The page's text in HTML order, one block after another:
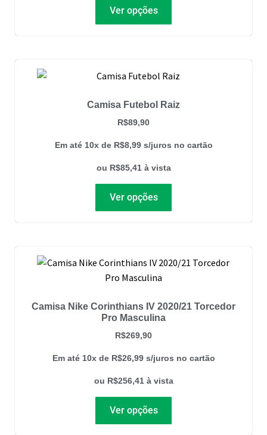
Ver opções
Camisa Futebol Raiz
R$89,90
Em até 10x de R$8,99 s/juros no cartão
ou R$85,41 à vista
Ver opções
Camisa Nike Corinthians IV 2020/21 Torcedor
Pro Masculina
R$269,90
Em até 10x de R$26,99 s/juros no cartão
ou R$256,41 à vista
Ver opções